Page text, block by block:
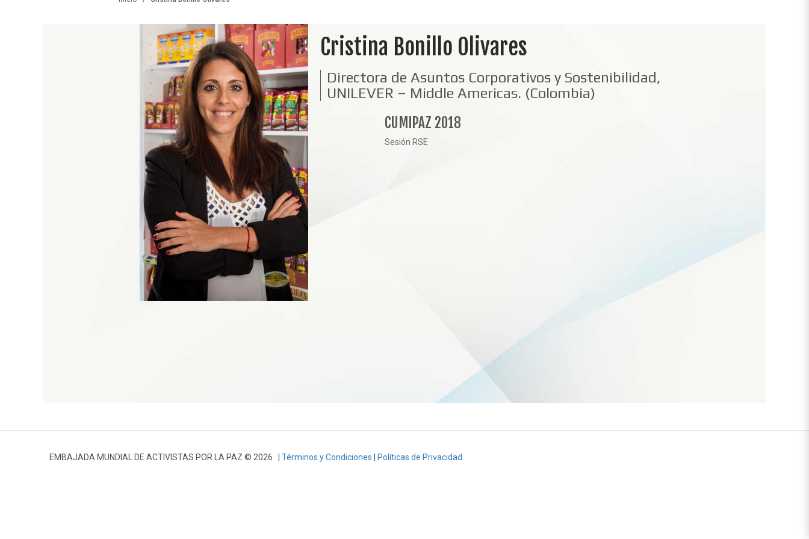
Cristina Bonillo Olivares
Directora de Asuntos Corporativos y Sostenibilidad,
UNILEVER – Middle Americas. (Colombia)
CUMIPAZ 2018
Sesión RSE
EMBAJADA MUNDIAL DE ACTIVISTAS POR LA PAZ © 2026 | Términos y Condiciones Políticas de Privacidad